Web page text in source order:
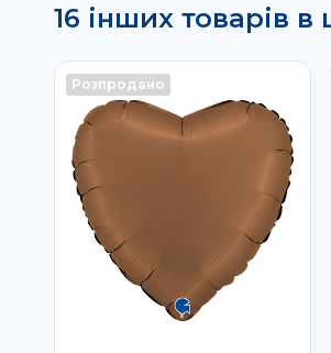
16 інших товарів в
Розпродано